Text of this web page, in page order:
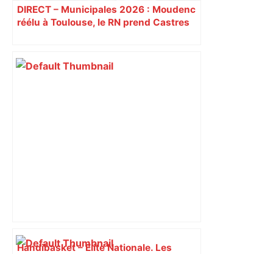
DIRECT – Municipales 2026 : Moudenc
réélu à Toulouse, le RN prend Castres
Handibasket – Elite Nationale. Les